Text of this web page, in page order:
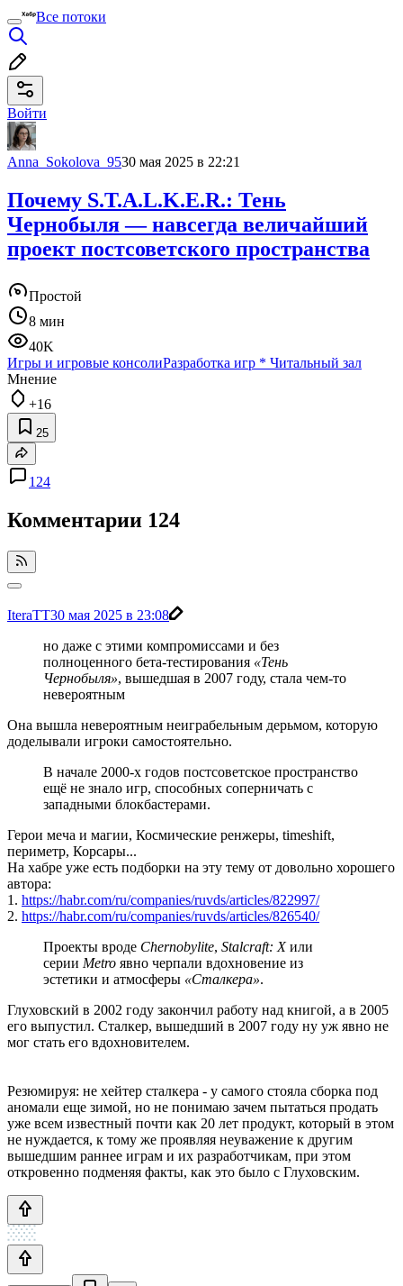
Все потоки
Войти
Anna_Sokolova_9530 мая 2025 в 22:21
Почему S.T.A.L.K.E.R.: Тень
Чернобыля — навсегда величайший
проект постсоветского пространства
Простой
8 мин
40K
Игры и игровые консолиРазработка игр * Читальный зал
Мнение
+16
25
124
Комментарии 124
IteraTT30 мая 2025 в 23:08
но даже с этими компромиссами и без
полноценного бета-тестирования «Тень
Чернобыля», вышедшая в 2007 году, стала чем-то
невероятным
Она вышла невероятным неиграбельным дерьмом, которую
доделывали игроки самостоятельно.
В начале 2000-х годов постсоветское пространство
ещё не знало игр, способных соперничать с
западными блокбастерами.
Герои меча и магии, Космические ренжеры, timeshift,
периметр, Корсары...
На хабре уже есть подборки на эту тему от довольно хорошего
автора:
1. https://habr.com/ru/companies/ruvds/articles/822997/
2. https://habr.com/ru/companies/ruvds/articles/826540/
Проекты вроде Chernobylite, Stalcraft: Xили
серии Metro явно черпали вдохновение из
эстетики и атмосферы «Сталкера».
Глуховский в 2002 году закончил работу над книгой, а в 2005
его выпустил. Сталкер, вышедший в 2007 году ну уж явно не
мог стать его вдохновителем.
Резюмируя: не хейтер сталкера - у самого стояла сборка под
аномали еще зимой, но не понимаю зачем пытаться продать
уже всем известный почти как 20 лет продукт, который в этом
не нуждается, к тому же проявляя неуважение к другим
вышедшим раннее играм и их разработчикам, при этом
откровенно подменяя факты, как это было с Глуховским.